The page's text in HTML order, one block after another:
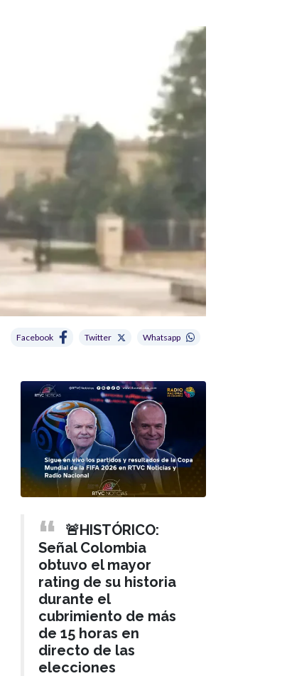
Facebook Twitter Whatsapp
🚨HISTÓRICO:
Señal Colombia
obtuvo el mayor
rating de su historia
durante el
cubrimiento de más
de 15 horas en
directo de las
elecciones